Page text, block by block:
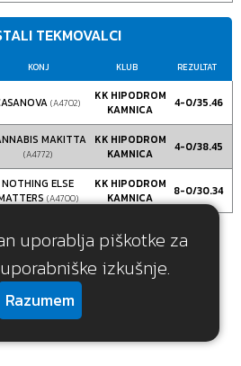
uporablja piškotke za
izkušnje.
Razumem
TEKMOVALCI
KONJ KLUB REZULTAT
(A4702)
KK HIPODROM
KAMNICA
4-0/35.46
MAKITTA
(A4772)
KK HIPODROM
KAMNICA
4-0/38.45
NOTHING ELSE
(A4700)
KK HIPODROM
KAMNICA
8-0/30.34
Nazaj